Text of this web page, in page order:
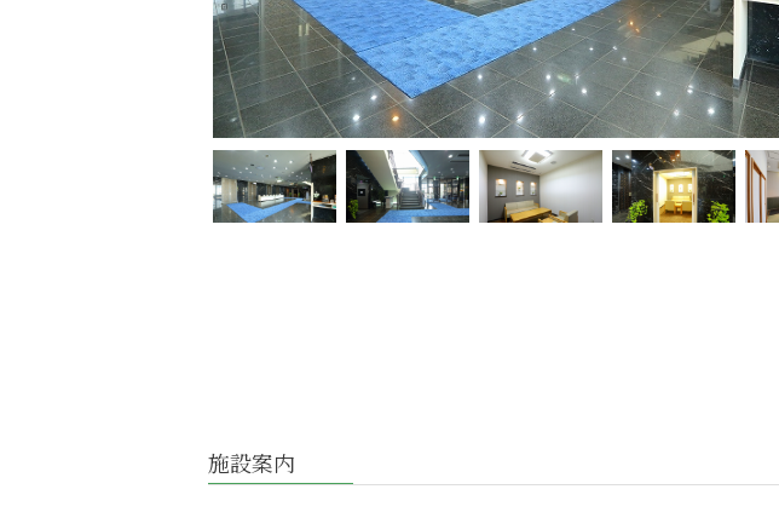
施設案内